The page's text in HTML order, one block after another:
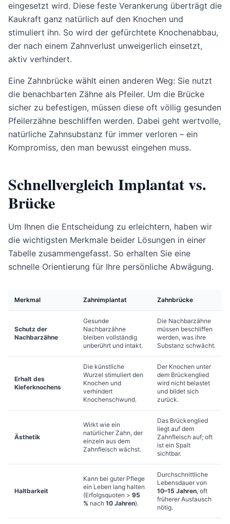
eingesetzt wird. Diese feste Verankerung überträgt die
Kaukraft ganz natürlich auf den Knochen und
stimuliert ihn. So wird der gefürchtete Knochenabbau,
der nach einem Zahnverlust unweigerlich einsetzt,
aktiv verhindert.
Eine Zahnbrücke wählt einen anderen Weg: Sie nutzt
die benachbarten Zähne als Pfeiler. Um die Brücke
sicher zu befestigen, müssen diese oft völlig gesunden
Pfeilerzähne beschliffen werden. Dabei geht wertvolle,
natürliche Zahnsubstanz für immer verloren – ein
Kompromiss, den man bewusst eingehen muss.
Schnellvergleich Implantat vs.
Brücke
Um Ihnen die Entscheidung zu erleichtern, haben wir
die wichtigsten Merkmale beider Lösungen in einer
Tabelle zusammengefasst. So erhalten Sie eine
schnelle Orientierung für Ihre persönliche Abwägung.
Merkmal Zahnimplantat Zahnbrücke
Schutz der
Nachbarzähne
Gesunde
Nachbarzähne
bleiben vollständig
unberührt und intakt.
Die Nachbarzähne
müssen beschliffen
werden, was ihre
Substanz schwächt.
Erhalt des
Kieferknochens
Die künstliche
Wurzel stimuliert den
Knochen und
verhindert
Knochenschwund.
Der Knochen unter
dem Brückenglied
wird nicht belastet
und bildet sich
zurück.
Ästhetik
Wirkt wie ein
natürlicher Zahn, der
einzeln aus dem
Zahnfleisch wächst.
Das Brückenglied
liegt auf dem
Zahnfleisch auf; oft
ist ein Spalt
sichtbar.
Haltbarkeit
Kann bei guter Pflege
ein Leben lang halten
(Erfolgsquoten > 95
% nach 10 Jahren).
Durchschnittliche
Lebensdauer von
10–15 Jahren, oft
früherer Austausch
nötig.